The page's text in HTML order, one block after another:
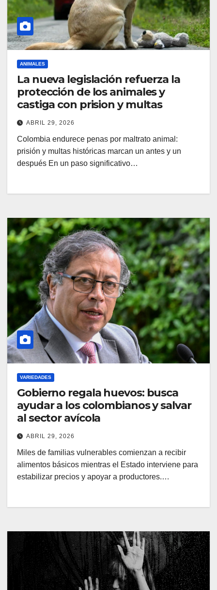
ANIMALES
La nueva legislación refuerza la
protección de los animales y
castiga con prision y multas
ABRIL 29, 2026
Colombia endurece penas por maltrato animal:
prisión y multas históricas marcan un antes y un
después En un paso significativo…
VARIEDADES
Gobierno regala huevos: busca
ayudar a los colombianos y salvar
al sector avícola
ABRIL 29, 2026
Miles de familias vulnerables comienzan a recibir
alimentos básicos mientras el Estado interviene para
estabilizar precios y apoyar a productores.…